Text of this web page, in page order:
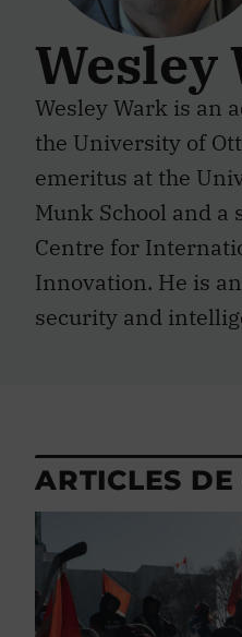
Wesley
Wesley Wark is an
the University of
emeritus at the
Munk School and a
Centre for
Innovation. He is
security and
ARTICLES